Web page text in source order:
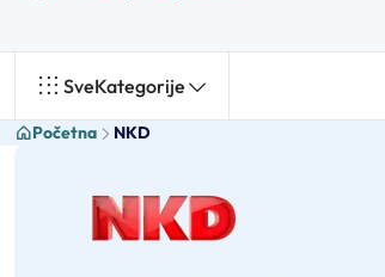
SveKategorije
Početna NKD